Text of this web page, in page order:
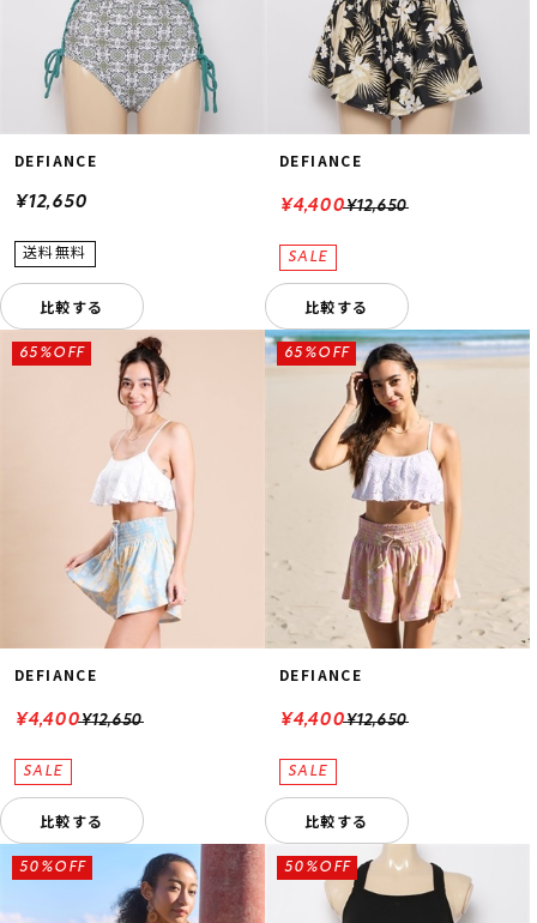
DEFIANCE
¥12,650
比較する
DEFIANCE
¥12,650
¥4,400
比較する
DEFIANCE
¥12,650
65%OFF
¥4,400
比較する
DEFIANCE
¥12,650
65%OFF
¥4,400
比較する
50%OFF 50%OFF